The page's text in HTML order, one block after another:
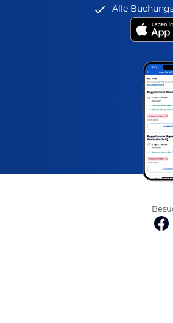
Alle